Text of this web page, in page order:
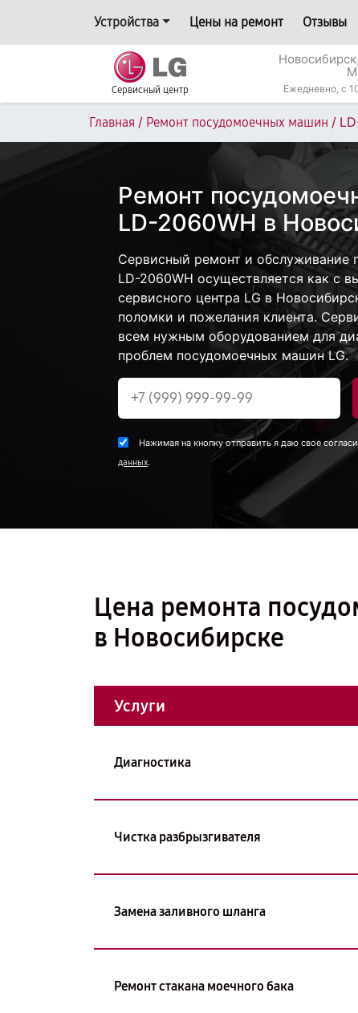
Устройства Цены на ремонт Отзывы
Сервисный центр
Ежедневно, с
Главная / Ремонт посудомоечных машин /
Ремонт
LD-2060WH в
Сервисный ремонт и обслуживание
LD-2060WH осуществляется как с
сервисного центра LG в
поломки и пожелания клиента.
всем нужным оборудованием для
проблем посудомоечных машин LG.
Нажимая на кнопку отправить я даю свое
данных.
Цена ремонта
в Новосибирске
Услуги
Диагностика
Чистка разбрызгивателя
Замена заливного шланга
Ремонт стакана моечного бака